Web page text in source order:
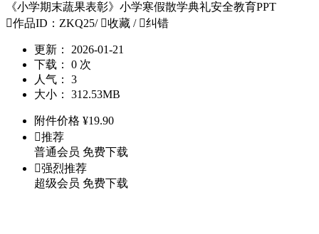
《小学期末蔬果表彰》小学寒假散学典礼安全教育PPT
作品ID：ZKQ25/ 收藏 / 纠错
更新：
2026-01-21
下载：
0 次
人气：
3
大小：
312.53MB
附件价格 ¥19.90
推荐
普通会员 免费下载
强烈推荐
超级会员 免费下载